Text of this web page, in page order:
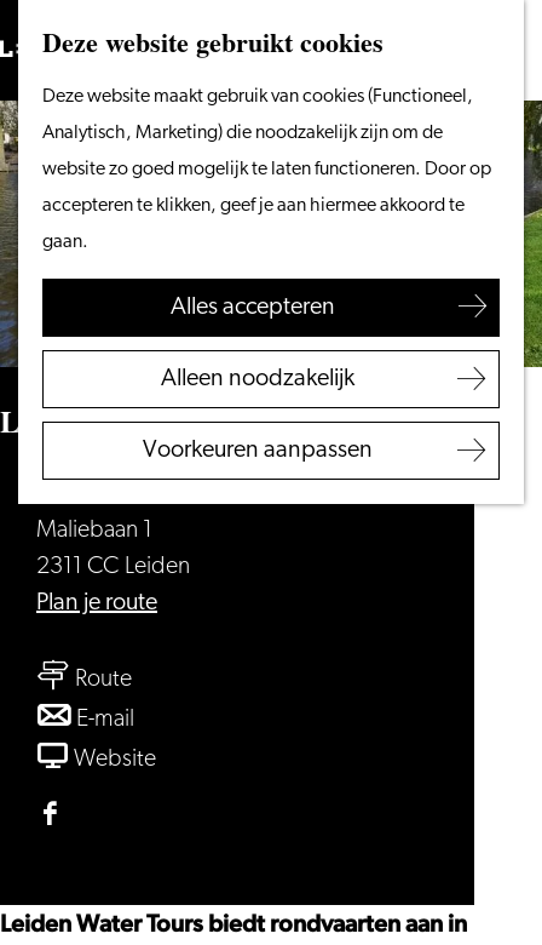
Deze website gebruikt cookies
Deze website maakt gebruik van cookies (Functioneel,
Analytisch, Marketing) die noodzakelijk zijn om de
website zo goed mogelijk te laten functioneren. Door op
accepteren te klikken, geef je aan hiermee akkoord te
gaan.
Alles accepteren
Alleen noodzakelijk
Voorkeuren aanpassen
Ga
naar
de
homepage
Menu
ZoekenVanaf het water
wandelen
Winkelen
Eten & drinken
Met kinderen
VVV Leiden
Bereikbaarheid
Regio Leiden
Zoeken
Leiden Water Tours
Maliebaan 1
2311 CC Leiden
Plan je routenaar
Routenaar
Leiden
Water
E-mail
Leiden
Websitevan
Facebook
Water
Tours
Leiden Water Tours biedt rondvaarten aan in